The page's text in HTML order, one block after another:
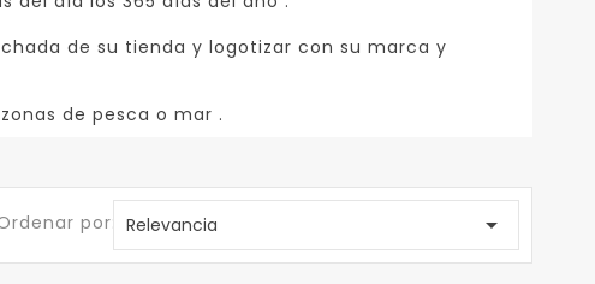
de su tienda y logotizar con su marca y
de pesca o mar .
por: Relevancia 